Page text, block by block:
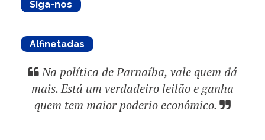
Siga-nos
Alfinetadas
Na política de Parnaíba, vale quem dá
mais. Está um verdadeiro leilão e ganha
quem tem maior poderio econômico.